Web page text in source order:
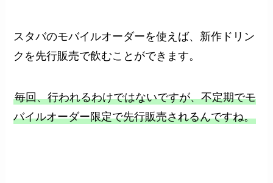
スタバのモバイルオーダーを使えば、新作ドリン
クを先行販売で飲むことができます。
毎回、行われるわけではないですが、不定期でモ
バイルオーダー限定で先行販売されるんですね。